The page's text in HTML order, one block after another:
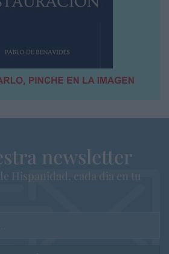
newsletter
Hispanidad, cada dia en tu